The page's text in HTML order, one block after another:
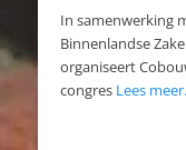
In samenwerking
Binnenlandse
organiseert
congres Lees